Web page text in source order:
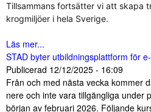
Tillsammans fortsätter vi att skapa
krogmiljöer i hela Sverige.
Läs mer...
STAD byter utbildningsplattform för
Publicerad 12/12/2025 - 16:09
Från och med nästa vecka kommer
nere och inte vara tillgängliga under
början av februari 2026. Följande